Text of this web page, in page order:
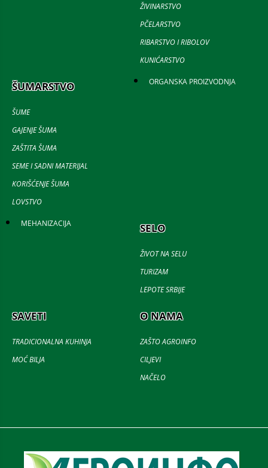
ŽIVINARSTVO
PČELARSTVO
RIBARSTVO I RIBOLOV
KUNIĆARSTVO
ŠUMARSTVO
ŠUME
GAJENJE ŠUMA
ZAŠTITA ŠUMA
SEME I SADNI MATERIJAL
KORIŠĆENJE ŠUMA
LOVSTVO
ORGANSKA PROIZVODNJA
MEHANIZACIJA SELO
ŽIVOT NA SELU
TURIZAM
LEPOTE SRBIJE
SAVETI
TRADICIONALNA KUHINJA
MOĆ BILJA
O NAMA
ZAŠTO AGROINFO
CILJEVI
NAČELO